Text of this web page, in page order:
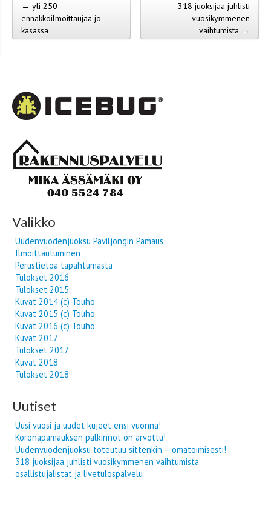
Post navigation
← yli 250
ennakkoilmoittaujaa jo
kasassa
318 juoksijaa juhlisti
vuosikymmenen
vaihtumista →
Valikko
Uudenvuodenjuoksu Paviljongin Pamaus
Ilmoittautuminen
Perustietoa tapahtumasta
Tulokset 2016
Tulokset 2015
Kuvat 2014 (c) Touho
Kuvat 2015 (c) Touho
Kuvat 2016 (c) Touho
Kuvat 2017
Tulokset 2017
Kuvat 2018
Tulokset 2018
Uutiset
Uusi vuosi ja uudet kujeet ensi vuonna!
Koronapamauksen palkinnot on arvottu!
Uudenvuodenjuoksu toteutuu sittenkin – omatoimisesti!
318 juoksijaa juhlisti vuosikymmenen vaihtumista
osallistujalistat ja livetulospalvelu